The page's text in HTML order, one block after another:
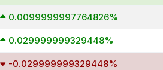
0.0099999997764826%
0.029999999329448%
-0.029999999329448%